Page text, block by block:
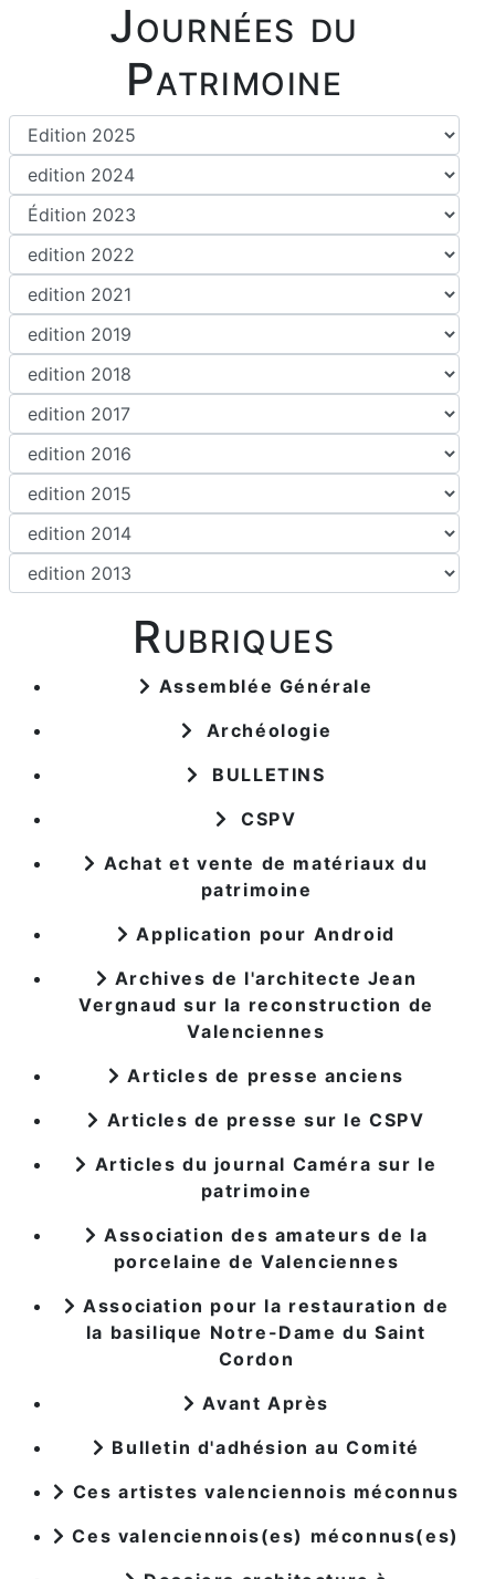
Journées du
Patrimoine
Rubriques
Assemblée Générale
Archéologie
BULLETINS
CSPV
Achat et vente de matériaux du
patrimoine
Application pour Android
Archives de l'architecte Jean
Vergnaud sur la reconstruction de
Valenciennes
Articles de presse anciens
Articles de presse sur le CSPV
Articles du journal Caméra sur le
patrimoine
Association des amateurs de la
porcelaine de Valenciennes
Association pour la restauration de
la basilique Notre-Dame du Saint
Cordon
Avant Après
Bulletin d'adhésion au Comité
Ces artistes valenciennois méconnus
Ces valenciennois(es) méconnus(es)